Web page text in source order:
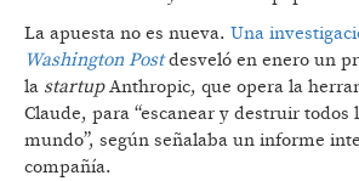
La apuesta no es nueva. Una
Washington Postdesveló en enero un
la startupAnthropic, que opera la
Claude, para “escanear y destruir todos
mundo”, según señalaba un informe
compañía.